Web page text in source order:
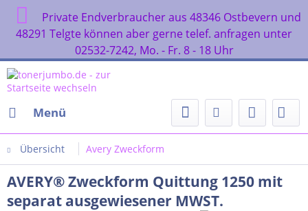
Private Endverbraucher aus 48346 Ostbevern und
48291 Telgte können aber gerne telef. anfragen unter
02532-7242, Mo. - Fr. 8 - 18 Uhr
Menü
Übersicht Avery Zweckform
AVERY® Zweckform Quittung 1250 mit
separat ausgewiesener MWST.